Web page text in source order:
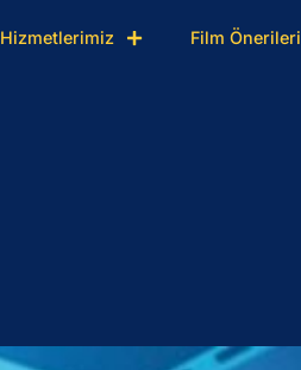
Hizmetlerimiz Film Önerileri